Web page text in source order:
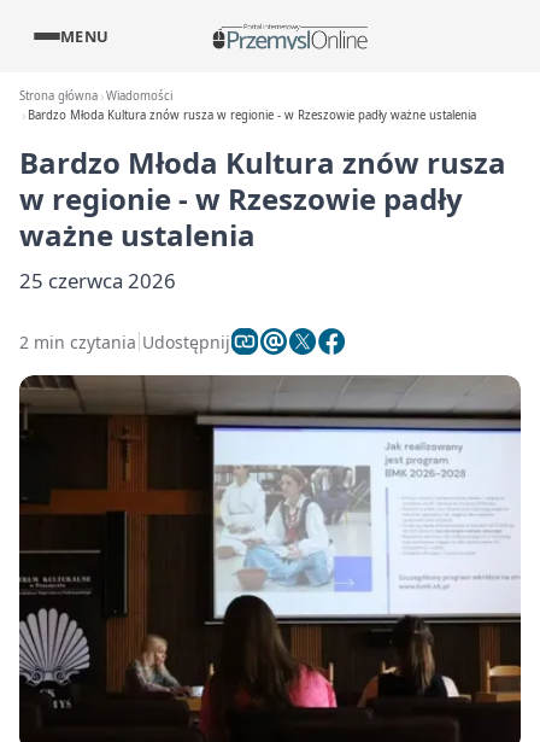
MENU
Strona główna Wiadomości
Bardzo Młoda Kultura znów rusza w regionie - w Rzeszowie padły ważne ustalenia
Bardzo Młoda Kultura znów rusza
w regionie - w Rzeszowie padły
ważne ustalenia
25 czerwca 2026
2 min czytania Udostępnij